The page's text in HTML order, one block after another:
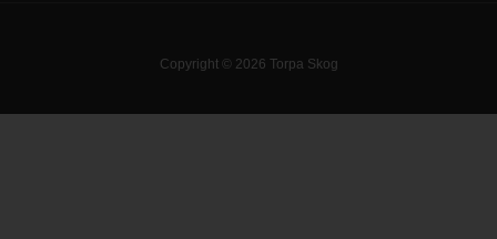
Copyright © 2026 Torpa Skog